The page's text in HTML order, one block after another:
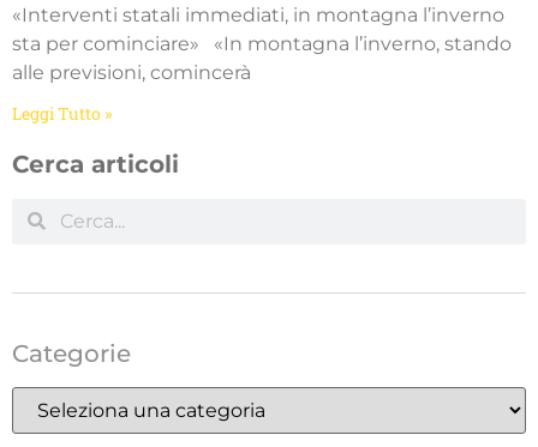
«Interventi statali immediati, in montagna l’inverno
sta per cominciare» «In montagna l’inverno, stando
alle previsioni, comincerà
Leggi Tutto »
Cerca articoli
Categorie